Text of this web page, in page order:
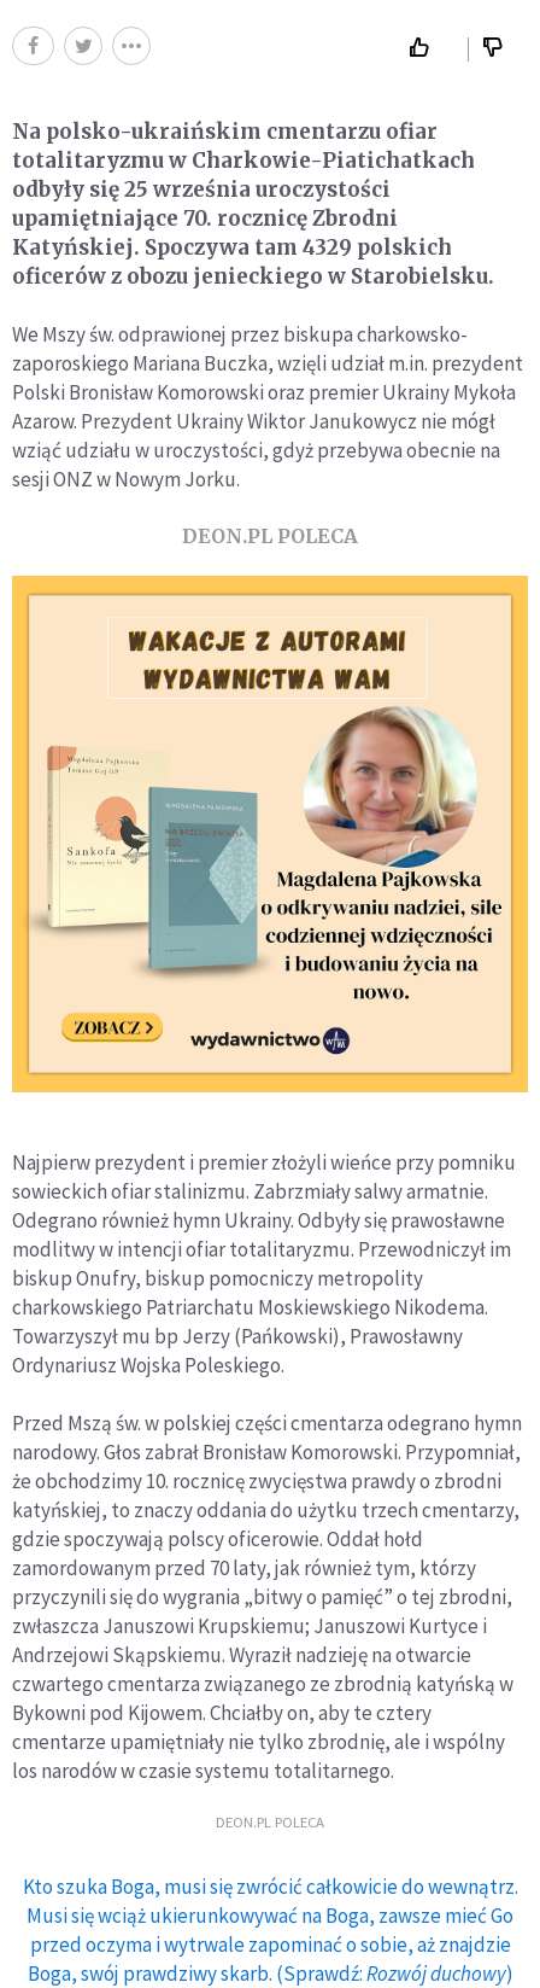
Na polsko-ukraińskim cmentarzu ofiar
totalitaryzmu w Charkowie-Piatichatkach
odbyły się 25 września uroczystości
upamiętniające 70. rocznicę Zbrodni
Katyńskiej. Spoczywa tam 4329 polskich
oficerów z obozu jenieckiego w Starobielsku.
We Mszy św. odprawionej przez biskupa charkowsko-
zaporoskiego Mariana Buczka, wzięli udział m.in. prezydent
Polski Bronisław Komorowski oraz premier Ukrainy Mykoła
Azarow. Prezydent Ukrainy Wiktor Janukowycz nie mógł
wziąć udziału w uroczystości, gdyż przebywa obecnie na
sesji ONZ w Nowym Jorku.
DEON.PL POLECA
Najpierw prezydent i premier złożyli wieńce przy pomniku
sowieckich ofiar stalinizmu. Zabrzmiały salwy armatnie.
Odegrano również hymn Ukrainy. Odbyły się prawosławne
modlitwy w intencji ofiar totalitaryzmu. Przewodniczył im
biskup Onufry, biskup pomocniczy metropolity
charkowskiego Patriarchatu Moskiewskiego Nikodema.
Towarzyszył mu bp Jerzy (Pańkowski), Prawosławny
Ordynariusz Wojska Poleskiego.
Przed Mszą św. w polskiej części cmentarza odegrano hymn
narodowy. Głos zabrał Bronisław Komorowski. Przypomniał,
że obchodzimy 10. rocznicę zwycięstwa prawdy o zbrodni
katyńskiej, to znaczy oddania do użytku trzech cmentarzy,
gdzie spoczywają polscy oficerowie. Oddał hołd
zamordowanym przed 70 laty, jak również tym, którzy
przyczynili się do wygrania „bitwy o pamięć” o tej zbrodni,
zwłaszcza Januszowi Krupskiemu; Januszowi Kurtyce i
Andrzejowi Skąpskiemu. Wyraził nadzieję na otwarcie
czwartego cmentarza związanego ze zbrodnią katyńską w
Bykowni pod Kijowem. Chciałby on, aby te cztery
cmentarze upamiętniały nie tylko zbrodnię, ale i wspólny
los narodów w czasie systemu totalitarnego.
DEON.PL POLECA
Kto szuka Boga, musi się zwrócić całkowicie do wewnątrz.
Musi się wciąż ukierunkowywać na Boga, zawsze mieć Go
przed oczyma i wytrwale zapominać o sobie, aż znajdzie
Boga, swój prawdziwy skarb. (Sprawdź:Rozwój duchowy)